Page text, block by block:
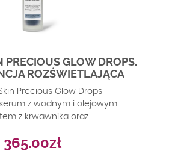
PRECIOUS GLOW DROPS.
ROZŚWIETLAJĄCA
Precious Glow Drops
z wodnym i olejowym
z krwawnika oraz ...
365.00zł